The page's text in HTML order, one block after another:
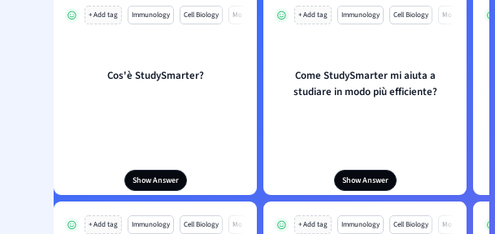
+ Add tag Immunology Cell Biology Mo
Cos'è StudySmarter?
Show Answer
+ Add tag Immunology Cell Biology Mo
Come StudySmarter mi aiuta a
studiare in modo più efficiente?
Show Answer
+ Add tag Immunology Cell Biology Mo + Add tag Immunology Cell Biology Mo